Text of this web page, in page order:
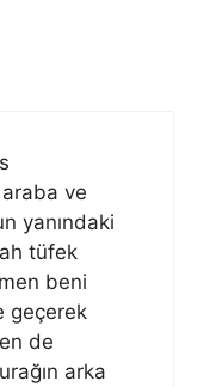
ve
yanındaki
tüfek
beni
geçerek
de
arka